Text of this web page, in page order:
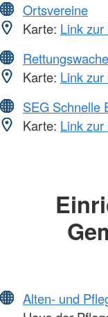
Ortsvereine
Karte: Link
Rettungswache
Karte: Link
SEG Schnelle
Karte: Link
Alten- und